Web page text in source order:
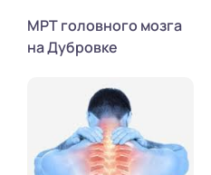
МРТ головного мозга
на Дубровке